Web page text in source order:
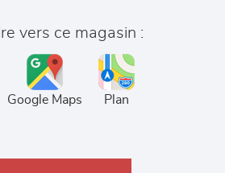
vers ce magasin :
Google Maps Plan